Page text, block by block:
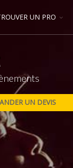
UN PRO